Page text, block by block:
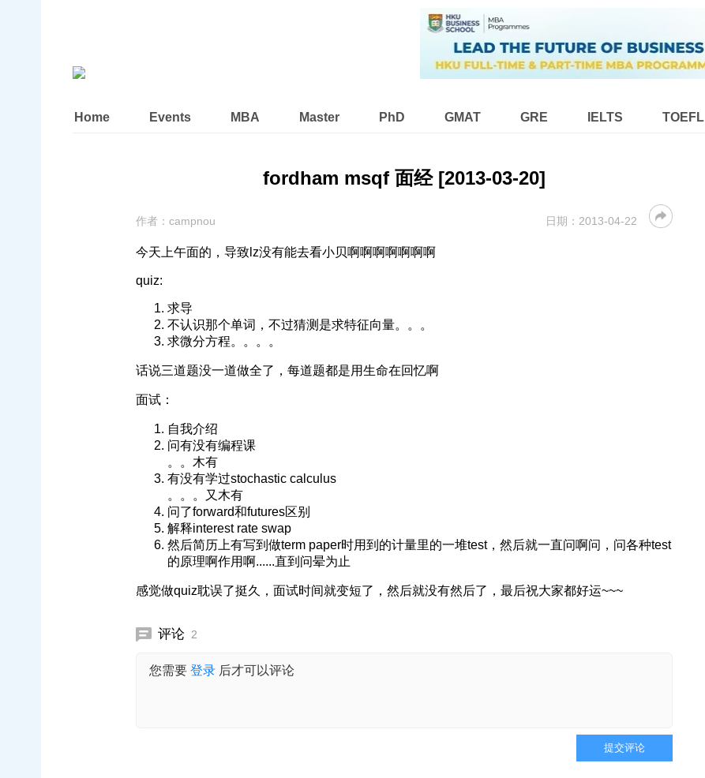
Home Events MBA Master PhD GMAT GRE IELTS TOEFL
fordham msqf 面经 [2013-03-20]
作者： campnou 日期： 2013-04-22
今天上午面的，导致lz没有能去看小贝啊啊啊啊啊啊啊
quiz:
求导
不认识那个单词，不过猜测是求特征向量。。。
求微分方程。。。。
话说三道题没一道做全了，每道题都是用生命在回忆啊
面试：
自我介绍
问有没有编程课
。。木有
有没有学过stochastic calculus
。。。又木有
问了forward和futures区别
解释interest rate swap
然后简历上有写到做term paper时用到的计量里的一堆test，然后就一直问啊问，问各种test
的原理啊作用啊......直到问晕为止
感觉做quiz耽误了挺久，面试时间就变短了，然后就没有然后了，最后祝大家都好运~~~
评论 2
您需要 登录 后才可以评论
提交评论